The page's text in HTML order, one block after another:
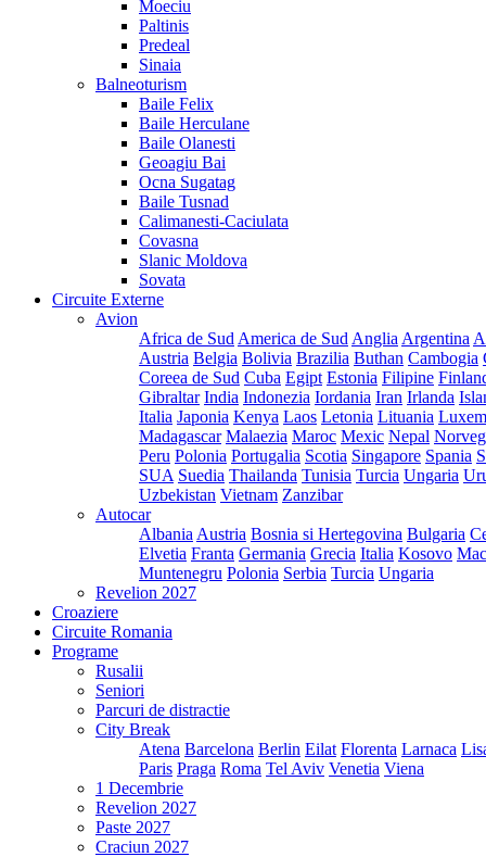
Moeciu
Paltinis
Predeal
Sinaia
Balneoturism
Baile Felix
Baile Herculane
Baile Olanesti
Geoagiu Bai
Ocna Sugatag
Baile Tusnad
Calimanesti-Caciulata
Covasna
Slanic Moldova
Sovata
Circuite Externe
Avion
Africa de Sud America de Sud Anglia Argentina
Austria Belgia Bolivia Brazilia Buthan Cambogia
Coreea de Sud Cuba Egipt Estonia Filipine
Gibraltar India Indonezia Iordania Iran Irlanda
Italia Japonia Kenya Laos Letonia Lituania
Madagascar Malaezia Maroc Mexic Nepal
Peru Polonia Portugalia Scotia Singapore Spania
SUA Suedia Thailanda Tunisia Turcia Ungaria
Uzbekistan Vietnam Zanzibar
Autocar
Albania Austria Bosnia si Hertegovina Bulgaria
Elvetia Franta Germania Grecia Italia Kosovo
Muntenegru Polonia Serbia Turcia Ungaria
Revelion 2027
Croaziere
Circuite Romania
Programe
Rusalii
Seniori
Parcuri de distractie
City Break
Atena Barcelona Berlin Eilat Florenta Larnaca
Paris Praga Roma Tel Aviv Venetia Viena
1 Decembrie
Revelion 2027
Paste 2027
Craciun 2027